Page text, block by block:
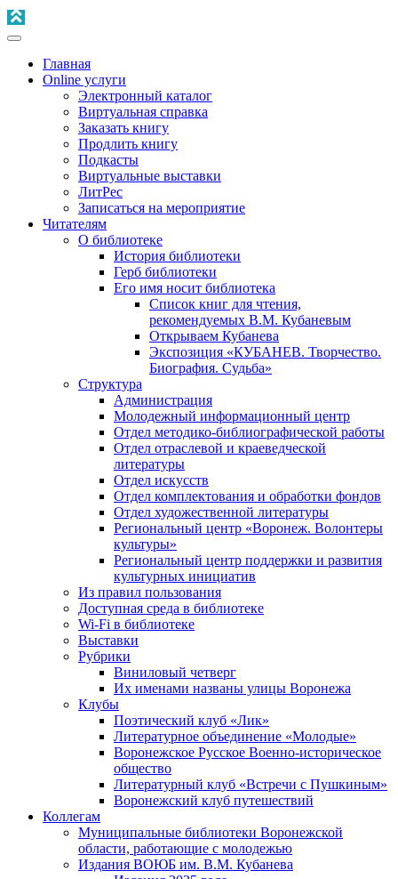
Главная
Online услуги
Электронный каталог
Виртуальная справка
Заказать книгу
Продлить книгу
Подкасты
Виртуальные выставки
ЛитРес
Записаться на мероприятие
Читателям
О библиотеке
История библиотеки
Герб библиотеки
Его имя носит библиотека
Список книг для чтения,
рекомендуемых В.М. Кубаневым
Открываем Кубанева
Экспозиция «КУБАНЕВ. Творчество.
Биография. Судьба»
Структура
Администрация
Молодежный информационный центр
Отдел методико-библиографической работы
Отдел отраслевой и краеведческой
литературы
Отдел искусств
Отдел комплектования и обработки фондов
Отдел художественной литературы
Региональный центр «Воронеж. Волонтеры
культуры»
Региональный центр поддержки и развития
культурных инициатив
Из правил пользования
Доступная среда в библиотеке
Wi-Fi в библиотеке
Выставки
Рубрики
Виниловый четверг
Их именами названы улицы Воронежа
Клубы
Поэтический клуб «Лик»
Литературное объединение «Молодые»
Воронежское Русское Военно-историческое
общество
Литературный клуб «Встречи с Пушкиным»
Воронежский клуб путешествий
Коллегам
Муниципальные библиотеки Воронежской
области, работающие с молодежью
Издания ВОЮБ им. В.М. Кубанева